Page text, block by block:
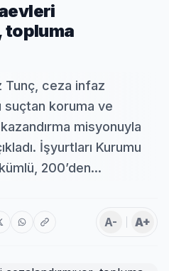
topluma
Tunç, ceza infaz
suçtan koruma ve
misyonuyla
İşyurtları Kurumu
200’den...
A- A+